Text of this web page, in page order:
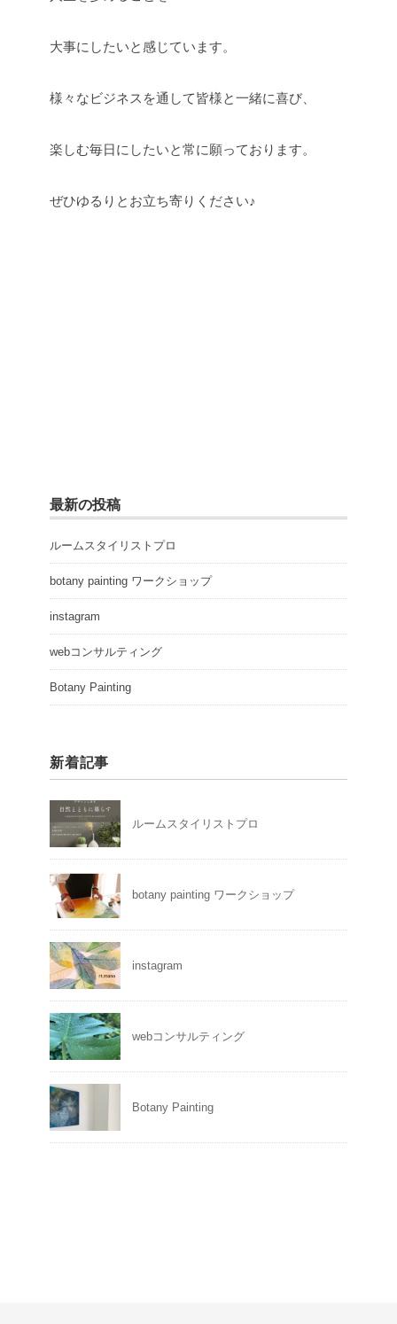
大事にしたいと感じています。
様々なビジネスを通して皆様と一緒に喜び、
楽しむ毎日にしたいと常に願っております。
ぜひゆるりとお立ち寄りください♪
最新の投稿
ルームスタイリストプロ
botany painting ワークショップ
instagram
webコンサルティング
Botany Painting
新着記事
ルームスタイリストプロ
botany painting ワークショップ
instagram
webコンサルティング
Botany Painting